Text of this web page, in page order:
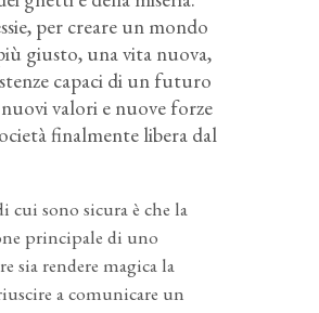
per creare un mondo
giusto, una vita nuova,
capaci di un futuro
valori e nuove forze
finalmente libera dal
cui sono sicura è che la
principale di uno
sia rendere magica la
a comunicare un